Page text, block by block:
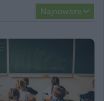
Najnowsze